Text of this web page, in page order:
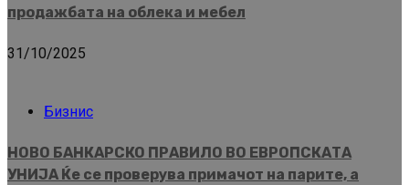
продажбата на облека и мебел
31/10/2025
Бизнис
НОВО БАНКАРСКО ПРАВИЛО ВО ЕВРОПСКАТА
УНИЈА Ќе се проверува примачот на парите, а